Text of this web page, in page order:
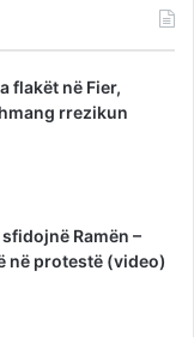
flakët në Fier,
rrezikun
Ramën –
në protestë (video)